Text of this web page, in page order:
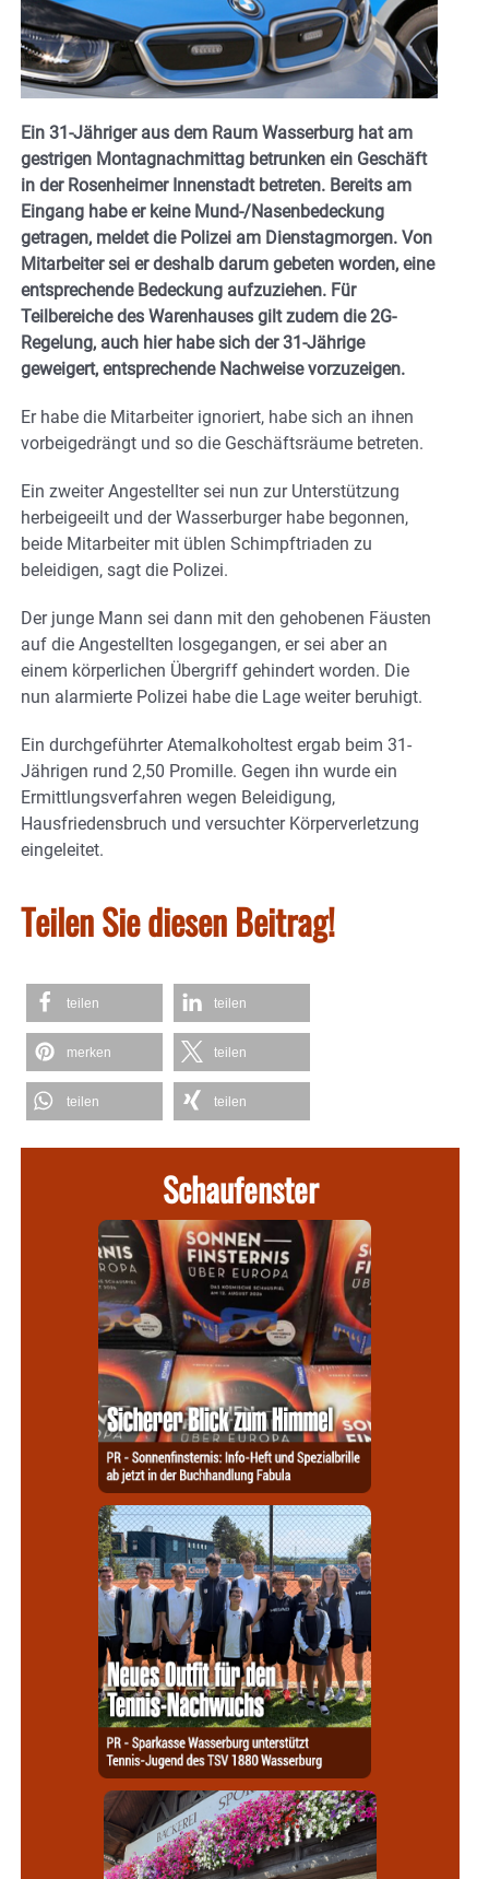
Ein 31-Jähriger aus dem Raum Wasserburg hat am
gestrigen Montagnachmittag betrunken ein Geschäft
in der Rosenheimer Innenstadt betreten. Bereits am
Eingang habe er keine Mund-/Nasenbedeckung
getragen, meldet die Polizei am Dienstagmorgen. Von
Mitarbeiter sei er deshalb darum gebeten worden, eine
entsprechende Bedeckung aufzuziehen. Für
Teilbereiche des Warenhauses gilt zudem die 2G-
Regelung, auch hier habe sich der 31-Jährige
geweigert, entsprechende Nachweise vorzuzeigen.
Er habe die Mitarbeiter ignoriert, habe sich an ihnen
vorbeigedrängt und so die Geschäftsräume betreten.
Ein zweiter Angestellter sei nun zur Unterstützung
herbeigeeilt und der Wasserburger habe begonnen,
beide Mitarbeiter mit üblen Schimpftriaden zu
beleidigen, sagt die Polizei.
Der junge Mann sei dann mit den gehobenen Fäusten
auf die Angestellten losgegangen, er sei aber an
einem körperlichen Übergriff gehindert worden. Die
nun alarmierte Polizei habe die Lage weiter beruhigt.
Ein durchgeführter Atemalkoholtest ergab beim 31-
Jährigen rund 2,50 Promille. Gegen ihn wurde ein
Ermittlungsverfahren wegen Beleidigung,
Hausfriedensbruch und versuchter Körperverletzung
eingeleitet.
Teilen Sie diesen Beitrag!
teilen teilen
merken teilen
teilen teilen
Schaufenster